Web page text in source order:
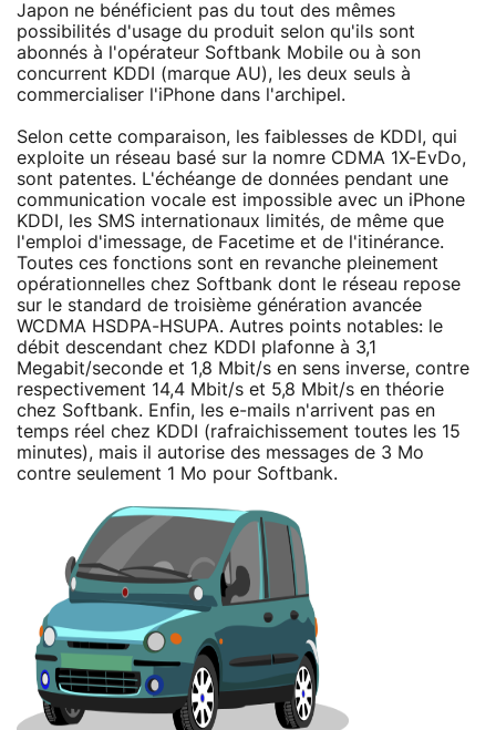
Japon ne bénéficient pas du tout des mêmes
possibilités d'usage du produit selon qu'ils sont
abonnés à l'opérateur Softbank Mobile ou à son
concurrent KDDI (marque AU), les deux seuls à
commercialiser l'iPhone dans l'archipel.
Selon cette comparaison, les faiblesses de KDDI, qui
exploite un réseau basé sur la nomre CDMA 1X-EvDo,
sont patentes. L'échéange de données pendant une
communication vocale est impossible avec un iPhone
KDDI, les SMS internationaux limités, de même que
l'emploi d'imessage, de Facetime et de l'itinérance.
Toutes ces fonctions sont en revanche pleinement
opérationnelles chez Softbank dont le réseau repose
sur le standard de troisième génération avancée
WCDMA HSDPA-HSUPA. Autres points notables: le
débit descendant chez KDDI plafonne à 3,1
Megabit/seconde et 1,8 Mbit/s en sens inverse, contre
respectivement 14,4 Mbit/s et 5,8 Mbit/s en théorie
chez Softbank. Enfin, les e-mails n'arrivent pas en
temps réel chez KDDI (rafraichissement toutes les 15
minutes), mais il autorise des messages de 3 Mo
contre seulement 1 Mo pour Softbank.